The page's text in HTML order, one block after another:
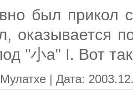
был прикол
оказывается
"小а" I. Вот
| Дата: